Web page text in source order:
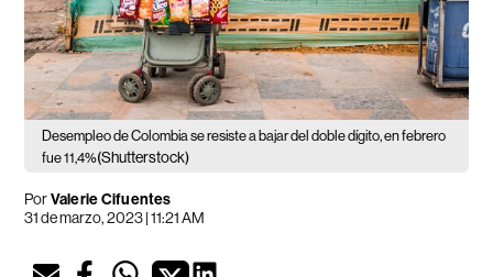
Desempleo de Colombia se resiste a bajar del doble dígito, en febrero
fue 11,4%(Shutterstock)
PorValerie Cifuentes
31 de marzo, 2023 | 11:21 AM